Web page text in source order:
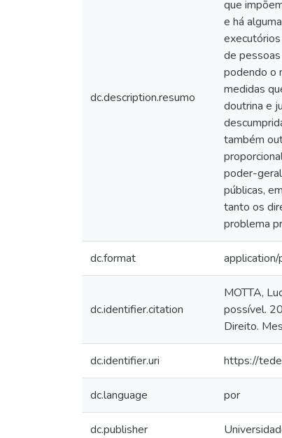
dc.description.resumo
que
e há
de
podendo o
medidas
doutrina e
também
poder-
públicas,
tanto os
problema
dc.format
dc.identifier.citation
MOTTA,
possível.
Direito.
dc.identifier.uri https://
dc.language por
dc.publisher